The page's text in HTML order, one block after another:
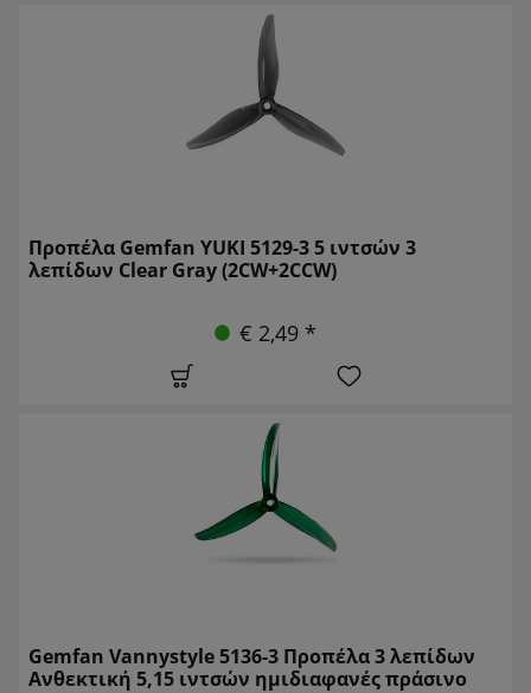
Προπέλα Gemfan YUKI 5129-3 5 ιντσών 3
λεπίδων Clear Gray (2CW+2CCW)
€ 2,49 *
Gemfan Vannystyle 5136-3 Προπέλα 3 λεπίδων
Ανθεκτική 5,15 ιντσών ημιδιαφανές πράσινο